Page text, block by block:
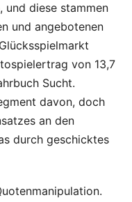
und diese stammen
und angebotenen
von 13,7
Sucht.
davon, doch
an den
durch geschicktes